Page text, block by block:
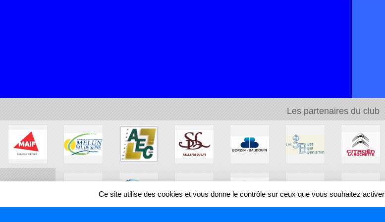
Les partenaires du club
Ce site utilise des cookies et vous donne le contrôle sur ceux que vous souhaitez activer